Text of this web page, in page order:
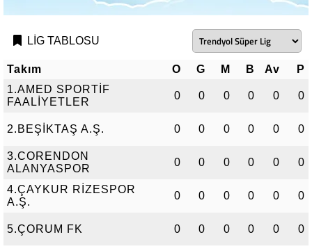
LİG TABLOSU
Takım O G M B Av
P
1.AMED SPORTİF
FAALİYETLER
0 0 0 0 0 0
2.BEŞİKTAŞ A.Ş. 0 0 0 0 0 0
3.CORENDON
ALANYASPOR
0 0 0 0 0 0
4.ÇAYKUR RİZESPOR
A.Ş.
0 0 0 0 0 0
5.ÇORUM FK 0 0 0 0 0 0